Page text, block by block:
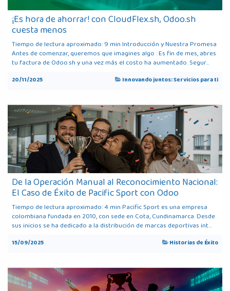
¡Es hora de ahorrar! con CloudFlex.sh, Odoo.sh
cuesta menos
Tiempo de lectura aproximado: 9 min Introducción y Nuestra Promesa
Antes de comenzar, queremos que imagines algo : Es fin de mes, abres
tu factura de Odoo.sh y una vez más el costo ha aumentado. Segur...
20/11/2025 Innovando juntos: Servicios para ti
De la Operación Manual al Reconocimiento Nacional:
El Caso de Éxito de Pacific Sport con Odoo
Tiempo de lectura aproximado: 4 min Pacific Sport es una empresa
colombiana fundada en 2010, con sede en Cota, Cundinamarca. Desde
sus inicios se ha dedicado a la distribución de marcas deportivas int...
15/09/2025 Historias de Éxito